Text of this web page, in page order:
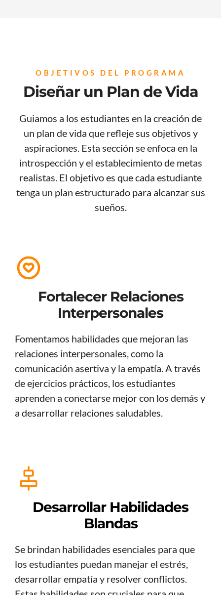
OBJETIVOS DEL PROGRAMA
Diseñar un Plan de Vida
Guiamos a los estudiantes en la creación de
un plan de vida que refleje sus objetivos y
aspiraciones. Esta sección se enfoca en la
introspección y el establecimiento de metas
realistas. El objetivo es que cada estudiante
tenga un plan estructurado para alcanzar sus
sueños.
Fortalecer Relaciones
Interpersonales
Fomentamos habilidades que mejoran las
relaciones interpersonales, como la
comunicación asertiva y la empatía. A través
de ejercicios prácticos, los estudiantes
aprenden a conectarse mejor con los demás y
a desarrollar relaciones saludables.
Desarrollar Habilidades
Blandas
Se brindan habilidades esenciales para que
los estudiantes puedan manejar el estrés,
desarrollar empatía y resolver conflictos.